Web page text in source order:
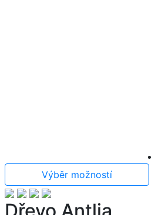
Výběr možností
Dřevo Antlia